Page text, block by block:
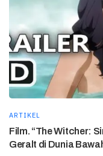
ARTIKEL
Film. “The Witcher:
Geralt di Dunia